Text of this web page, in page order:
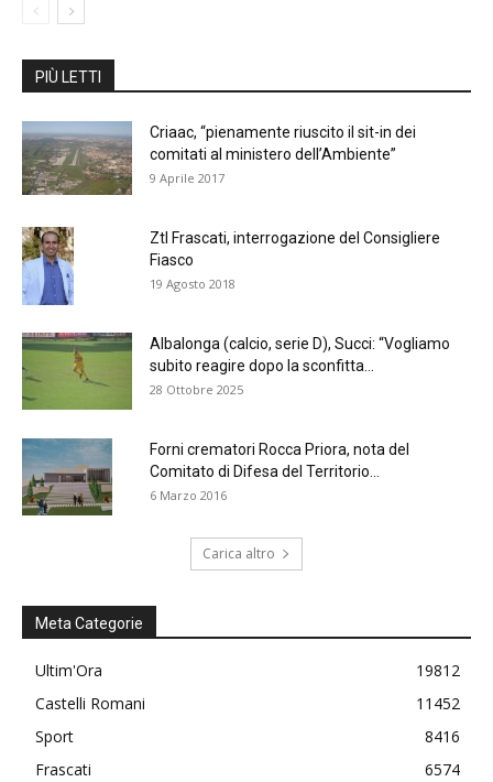
PIÙ LETTI
Criaac, “pienamente riuscito il sit-in dei
comitati al ministero dell’Ambiente”
9 Aprile 2017
Ztl Frascati, interrogazione del Consigliere
Fiasco
19 Agosto 2018
Albalonga (calcio, serie D), Succi: “Vogliamo
subito reagire dopo la sconfitta...
28 Ottobre 2025
Forni crematori Rocca Priora, nota del
Comitato di Difesa del Territorio...
6 Marzo 2016
Carica altro
Meta Categorie
Ultim'Ora
19812
Castelli Romani
11452
Sport
8416
Frascati
6574